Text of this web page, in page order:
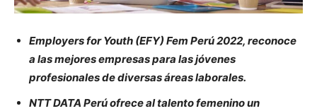
Employers for Youth (EFY) Fem Perú 2022, reconoce
a las mejores empresas para las jóvenes
profesionales de diversas áreas laborales.
NTT DATA Perú ofrece al talento femenino un